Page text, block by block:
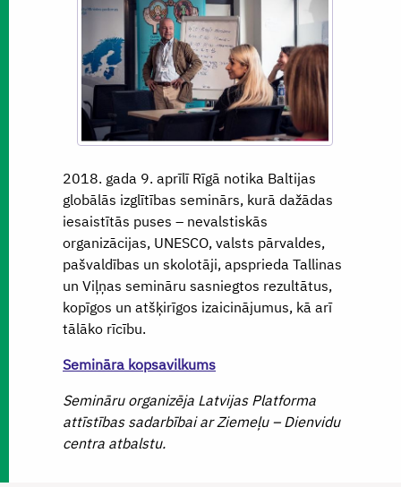
2018. gada 9. aprīlī Rīgā notika Baltijas
globālās izglītības seminārs, kurā dažādas
iesaistītās puses – nevalstiskās
organizācijas, UNESCO, valsts pārvaldes,
pašvaldības un skolotāji, apsprieda Tallinas
un Viļņas semināru sasniegtos rezultātus,
kopīgos un atšķirīgos izaicinājumus, kā arī
tālāko rīcību.
Semināra kopsavilkums
Semināru organizēja Latvijas Platforma
attīstības sadarbībai ar Ziemeļu – Dienvidu
centra atbalstu.